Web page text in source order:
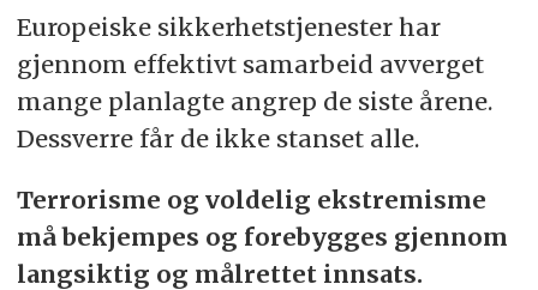
Europeiske sikkerhetstjenester har
gjennom effektivt samarbeid avverget
mange planlagte angrep de siste årene.
Dessverre får de ikke stanset alle.
Terrorisme og voldelig ekstremisme
må bekjempes og forebygges gjennom
langsiktig og målrettet innsats.